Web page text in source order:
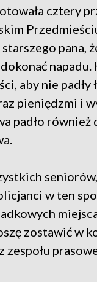
cztery
starszego
aby nie padły
pieniędzmi i
padło
w ten
zostawić w